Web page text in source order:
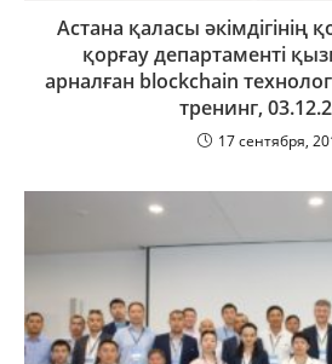
Астана қаласы әкімдігінің
қорғау департаменті
арналған blockchain
тренинг,
17 сентября,